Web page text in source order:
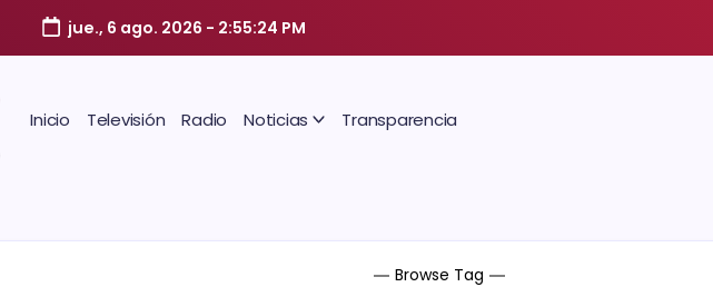
jue., 6 ago. 2026 - 2:55:25 PM
Inicio Televisión Radio Noticias Transparencia
Browse Tag